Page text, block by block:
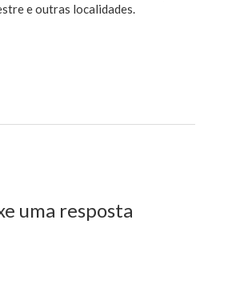
e outras localidades.
uma resposta